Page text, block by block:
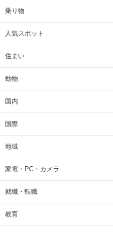
乗り物
人気スポット
住まい
動物
国内
国際
地域
家電・PC・カメラ
就職・転職
教育